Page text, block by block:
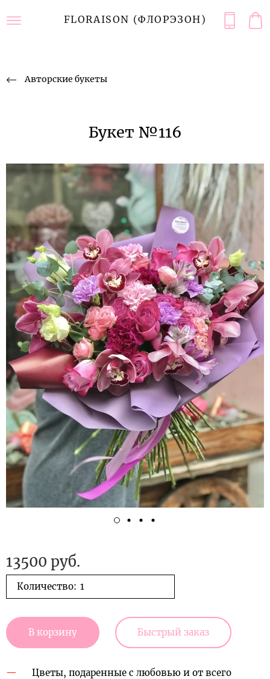
FLORAISON (ФЛОРЭЗОН)
Авторские букеты
Букет №116
13500 руб.
Количество:
В корзину Быстрый заказ
Цветы, подаренные с любовью и от всего